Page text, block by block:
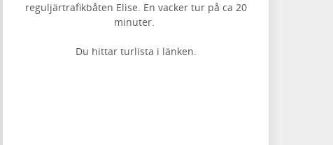
reguljärtrafikbåten Elise. En vacker tur på ca 20
minuter.
Du hittar turlista i länken.